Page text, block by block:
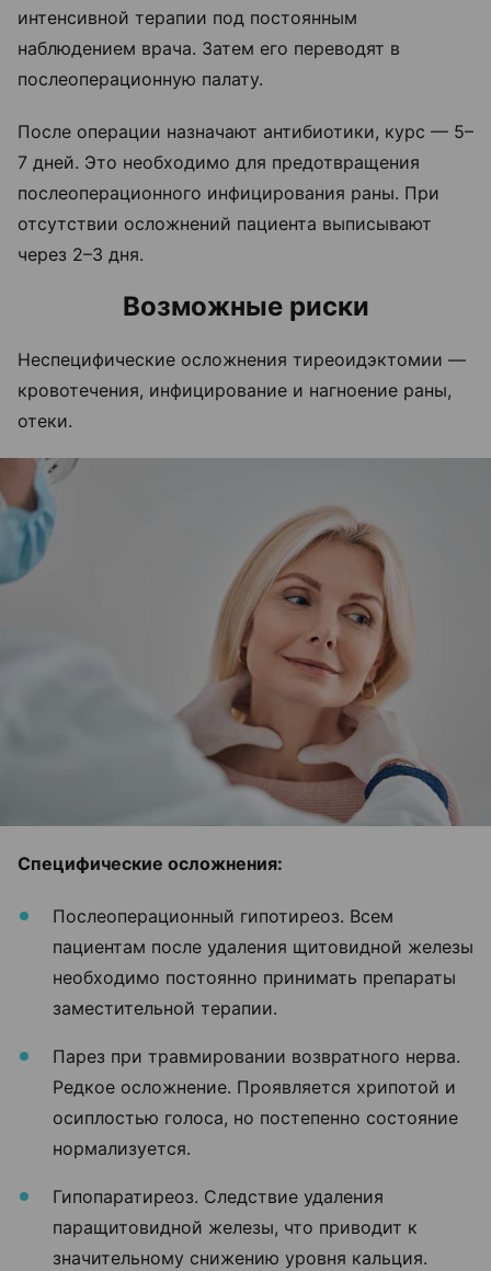
интенсивной терапии под постоянным
наблюдением врача. Затем его переводят в
послеоперационную палату.
После операции назначают антибиотики, курс — 5–
7 дней. Это необходимо для предотвращения
послеоперационного инфицирования раны. При
отсутствии осложнений пациента выписывают
через 2–3 дня.
Возможные риски
Неспецифические осложнения тиреоидэктомии —
кровотечения, инфицирование и нагноение раны,
отеки.
Специфические осложнения:
Послеоперационный гипотиреоз. Всем
пациентам после удаления щитовидной железы
необходимо постоянно принимать препараты
заместительной терапии.
Парез при травмировании возвратного нерва.
Редкое осложнение. Проявляется хрипотой и
осиплостью голоса, но постепенно состояние
нормализуется.
Гипопаратиреоз. Следствие удаления
паращитовидной железы, что приводит к
значительному снижению уровня кальция.